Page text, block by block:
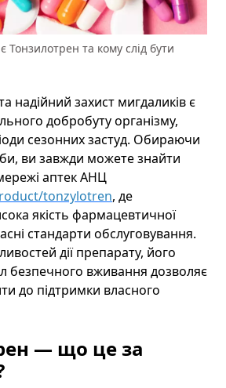
Тонзилотрен та кому слід бути
надійний захист мигдаликів є
добробуту організму,
сезонних застуд. Обираючи
ви завжди можете знайти
аптек АНЦ
tonzylotren, де
якість фармацевтичної
стандарти обслуговування.
дії препарату, його
безпечного вживання дозволяє
до підтримки власного
— що це за